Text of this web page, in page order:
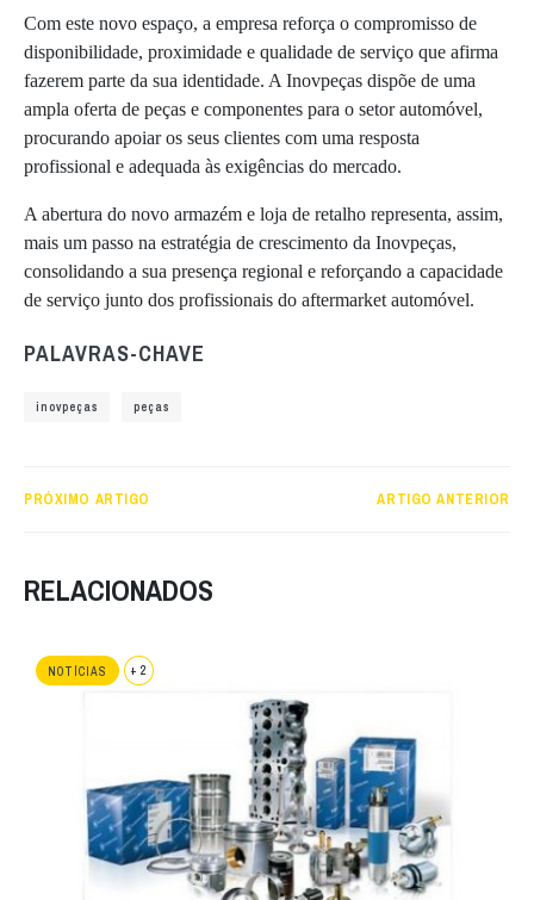
Com este novo espaço, a empresa reforça o compromisso de
disponibilidade, proximidade e qualidade de serviço que afirma
fazerem parte da sua identidade. A Inovpeças dispõe de uma
ampla oferta de peças e componentes para o setor automóvel,
procurando apoiar os seus clientes com uma resposta
profissional e adequada às exigências do mercado.
A abertura do novo armazém e loja de retalho representa, assim,
mais um passo na estratégia de crescimento da Inovpeças,
consolidando a sua presença regional e reforçando a capacidade
de serviço junto dos profissionais do aftermarket automóvel.
PALAVRAS-CHAVE
inovpeças peças
PRÓXIMO ARTIGO ARTIGO ANTERIOR
RELACIONADOS
NOTÍCIAS + 2